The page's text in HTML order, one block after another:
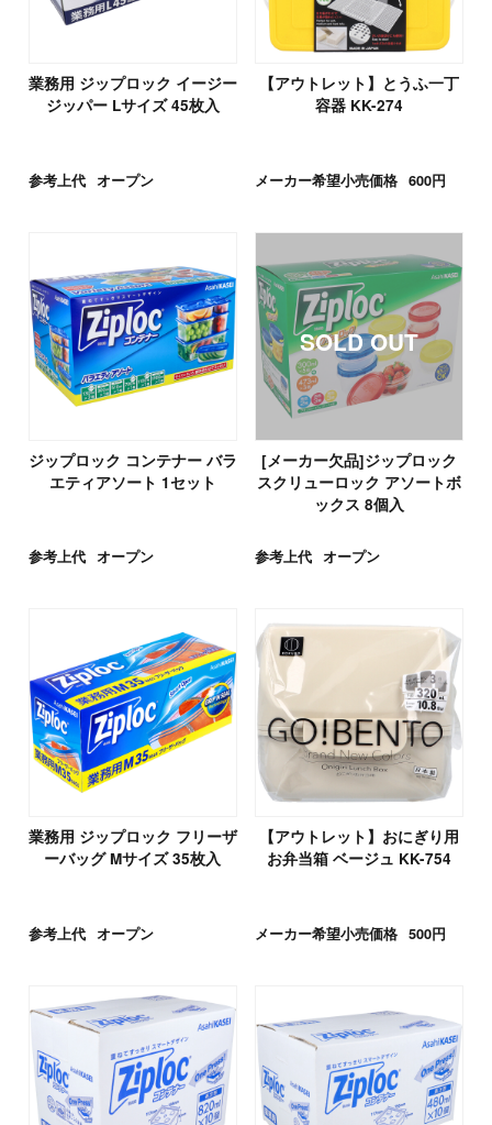
業務用 ジップロック イージー
ジッパー Lサイズ 45枚入
参考上代 オープン
【アウトレット】とうふ一丁
容器 KK-274
メーカー希望小売価格 600円
ジップロック コンテナー バラ
エティアソート 1セット
参考上代 オープン
[メーカー欠品]ジップロック
スクリューロック アソートボ
ックス 8個入
参考上代 オープン
業務用 ジップロック フリーザ
ーバッグ Mサイズ 35枚入
参考上代 オープン
【アウトレット】おにぎり用
お弁当箱 ベージュ KK-754
メーカー希望小売価格 500円